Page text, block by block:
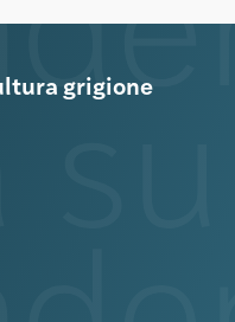
grigione